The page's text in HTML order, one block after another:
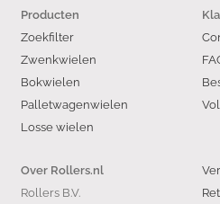
Producten
Zoekfilter
Zwenkwielen
Bokwielen
Palletwagenwielen
Losse wielen
Over Rollers.nl
Rollers B.V.